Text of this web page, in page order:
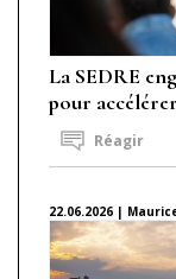
La SEDRE
pour
Réagir
22.06.2026 |